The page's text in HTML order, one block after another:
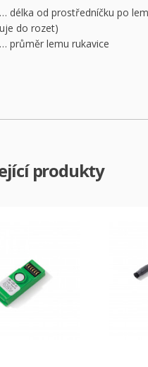
délka od prostředníčku po
do rozet)
průměr lemu rukavice
produkty